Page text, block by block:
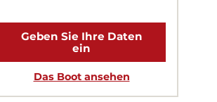
Geben Sie Ihre Daten
ein
Das Boot ansehen